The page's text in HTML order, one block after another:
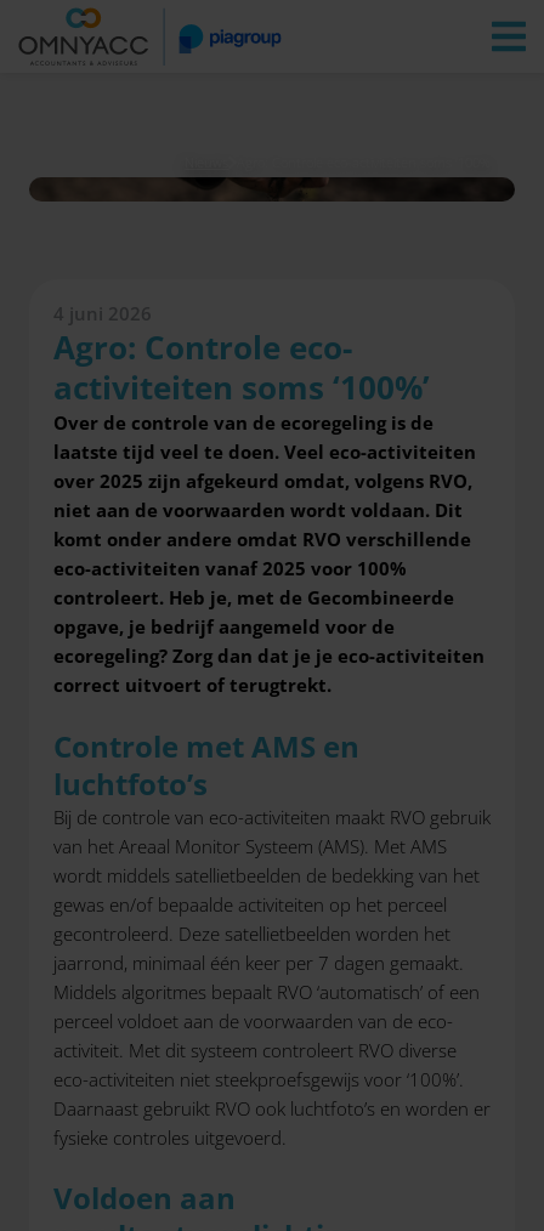
Vestigingen Zoeken
4 juni 2026
Agro: Controle eco-
activiteiten soms ‘100%’
Over de controle van de ecoregeling is de
laatste tijd veel te doen. Veel eco-activiteiten
over 2025 zijn afgekeurd omdat, volgens RVO,
niet aan de voorwaarden wordt voldaan. Dit
komt onder andere omdat RVO verschillende
eco-activiteiten vanaf 2025 voor 100%
controleert. Heb je, met de Gecombineerde
opgave, je bedrijf aangemeld voor de
ecoregeling? Zorg dan dat je je eco-activiteiten
correct uitvoert of terugtrekt.
Controle met AMS en
luchtfoto’s
Bij de controle van eco-activiteiten maakt RVO gebruik
van het Areaal Monitor Systeem (AMS). Met AMS
wordt middels satellietbeelden de bedekking van het
gewas en/of bepaalde activiteiten op het perceel
gecontroleerd. Deze satellietbeelden worden het
jaarrond, minimaal één keer per 7 dagen gemaakt.
Middels algoritmes bepaalt RVO ‘automatisch’ of een
perceel voldoet aan de voorwaarden van de eco-
activiteit. Met dit systeem controleert RVO diverse
eco-activiteiten niet steekproefsgewijs voor ‘100%’.
Daarnaast gebruikt RVO ook luchtfoto’s en worden er
fysieke controles uitgevoerd.
Voldoen aan